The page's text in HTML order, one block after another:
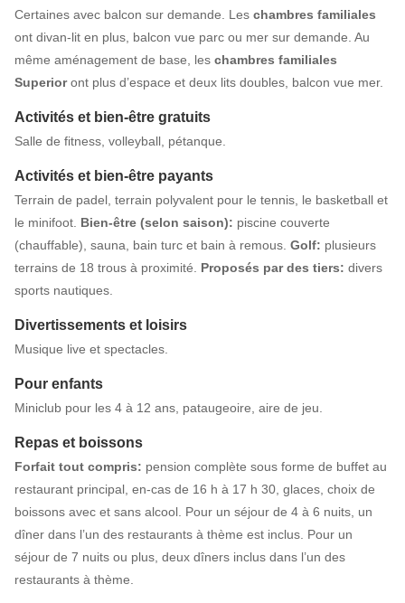
Certaines avec balcon sur demande. Les chambres familiales
ont divan-lit en plus, balcon vue parc ou mer sur demande. Au
même aménagement de base, les chambres familiales
Superioront plus d’espace et deux lits doubles, balcon vue mer.
Activités et bien-être gratuits
Salle de fitness, volleyball, pétanque.
Activités et bien-être payants
Terrain de padel, terrain polyvalent pour le tennis, le basketball et
le minifoot. Bien-être (selon saison): piscine couverte
(chauffable), sauna, bain turc et bain à remous. Golf: plusieurs
terrains de 18 trous à proximité. Proposés par des tiers: divers
sports nautiques.
Divertissements et loisirs
Musique live et spectacles.
Pour enfants
Miniclub pour les 4 à 12 ans, pataugeoire, aire de jeu.
Repas et boissons
Forfait tout compris: pension complète sous forme de buffet au
restaurant principal, en-cas de 16 h à 17 h 30, glaces, choix de
boissons avec et sans alcool. Pour un séjour de 4 à 6 nuits, un
dîner dans l’un des restaurants à thème est inclus. Pour un
séjour de 7 nuits ou plus, deux dîners inclus dans l’un des
restaurants à thème.